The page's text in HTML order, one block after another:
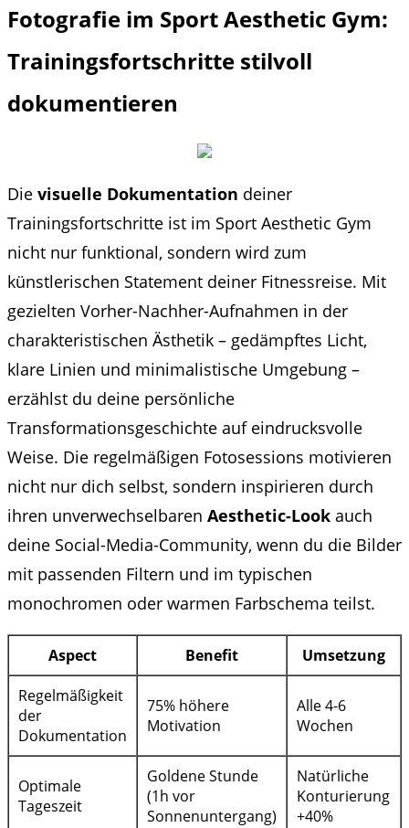
Fotografie im Sport Aesthetic Gym:
Trainingsfortschritte stilvoll
dokumentieren
Die visuelle Dokumentation deiner
Trainingsfortschritte ist im Sport Aesthetic Gym
nicht nur funktional, sondern wird zum
künstlerischen Statement deiner Fitnessreise. Mit
gezielten Vorher-Nachher-Aufnahmen in der
charakteristischen Ästhetik – gedämpftes Licht,
klare Linien und minimalistische Umgebung –
erzählst du deine persönliche
Transformationsgeschichte auf eindrucksvolle
Weise. Die regelmäßigen Fotosessions motivieren
nicht nur dich selbst, sondern inspirieren durch
ihren unverwechselbaren Aesthetic-Look auch
deine Social-Media-Community, wenn du die Bilder
mit passenden Filtern und im typischen
monochromen oder warmen Farbschema teilst.
Aspect Benefit
Umsetzung
Regelmäßigkeit
der
Dokumentation
75% höhere
Motivation
Alle 4-6
Wochen
Optimale
Tageszeit
Goldene Stunde
(1h vor
Sonnenuntergang)
Natürliche
Konturierung
+40%